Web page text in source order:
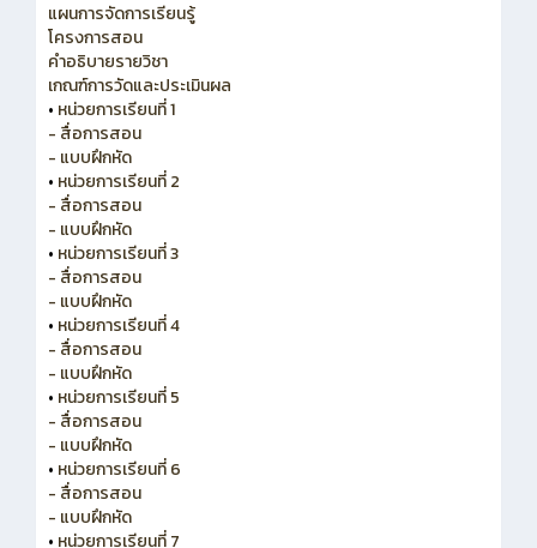
แผนการจัดการเรียนรู้
โครงการสอน
คำอธิบายรายวิชา
เกณฑ์การวัดและประเมินผล
• หน่วยการเรียนที่ 1
- สื่อการสอน
- แบบฝึกหัด
• หน่วยการเรียนที่ 2
- สื่อการสอน
- แบบฝึกหัด
• หน่วยการเรียนที่ 3
- สื่อการสอน
- แบบฝึกหัด
• หน่วยการเรียนที่ 4
- สื่อการสอน
- แบบฝึกหัด
• หน่วยการเรียนที่ 5
- สื่อการสอน
- แบบฝึกหัด
• หน่วยการเรียนที่ 6
- สื่อการสอน
- แบบฝึกหัด
• หน่วยการเรียนที่ 7